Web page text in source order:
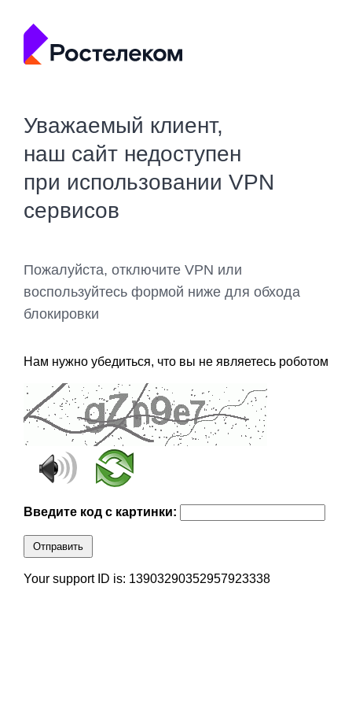
Уважаемый клиент,
наш сайт недоступен
при использовании VPN
сервисов
Пожалуйста, отключите VPN или
воспользуйтесь формой ниже для обхода
блокировки
Нам нужно убедиться, что вы не являетесь роботом
Введите код с картинки:
Отправить
Your support ID is: 13903290352957923338